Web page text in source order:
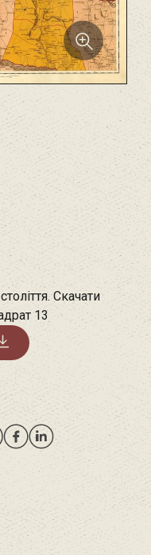
Скачати
13